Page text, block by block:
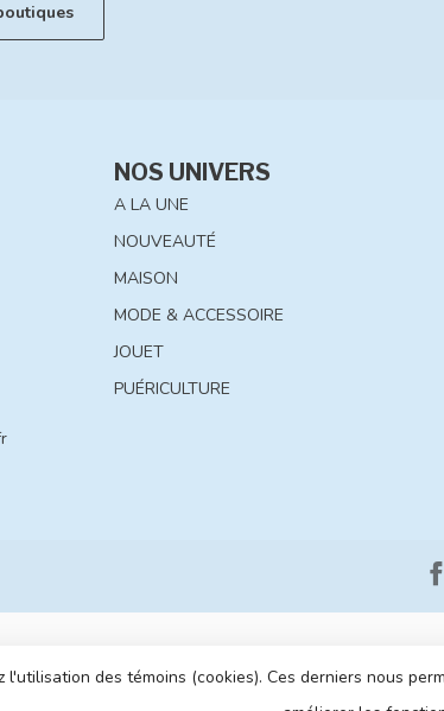
NOS UNIVERS
A LA UNE
NOUVEAUTÉ
MAISON
MODE & ACCESSOIRE
JOUET
PUÉRICULTURE
l'utilisation des témoins (cookies). Ces derniers nous